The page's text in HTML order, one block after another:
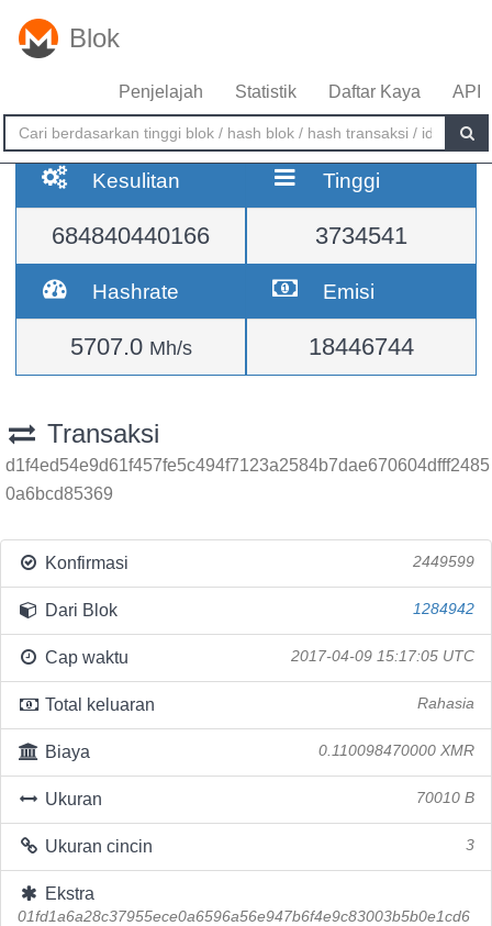
Blok
Penjelajah Statistik Daftar Kaya API
Kesulitan
684840440166
Tinggi
3734541
Hashrate
5707.0 Mh/s
Emisi
18446744
Transaksi
d1f4ed54e9d61f457fe5c494f7123a2584b7dae670604dfff2485
0a6bcd85369
Konfirmasi 2449599
Dari Blok 1284942
Cap waktu 2017-04-09 15:17:05 UTC
Total keluaran Rahasia
Biaya 0.110098470000 XMR
Ukuran 70010 B
Ukuran cincin 3
Ekstra
01fd1a6a28c37955ece0a6596a56e947b6f4e9c83003b5b0e1cd6